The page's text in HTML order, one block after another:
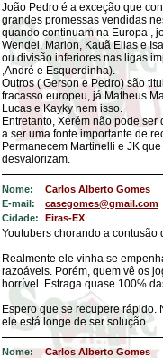
João Pedro é a exceção que
grandes promessas vendidas
quando continuam na Europa ,
Wendel, Marlon, Kauã Elias e
ou divisão inferiores nas ligas
,André e Esquerdinha).
Outros ( Gerson e Pedro) são
fracasso europeu, já Matheus
Lucas e Kayky nem isso.
Entretanto, Xerém não pode
a ser uma fonte importante de
Permanecem Martinelli e JK
desvalorizam.
Nome: Carlos Alberto Gomes
E-mail:
casegomes@gmail.com
Cidade:
Eiras-EX
Youtubers chorando a contusão
Realmente ele vinha se
razoáveis. Porém, quem vê os
horrível. Estraga quase 100%
Espero que se recupere rápido.
ele está longe de ser solução.
Nome: Carlos Alberto Gomes